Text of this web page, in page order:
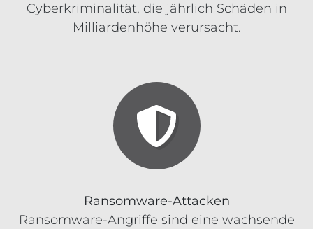
Cyberkriminalität, die jährlich Schäden in
Milliardenhöhe verursacht.
Ransomware-Attacken
Ransomware-Angriffe sind eine wachsende